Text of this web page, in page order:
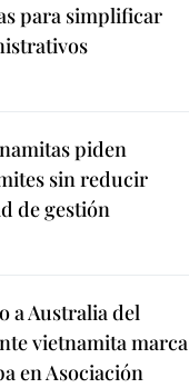
para simplificar
piden
sin reducir
de gestión
a Australia del
vietnamita marca
en Asociación